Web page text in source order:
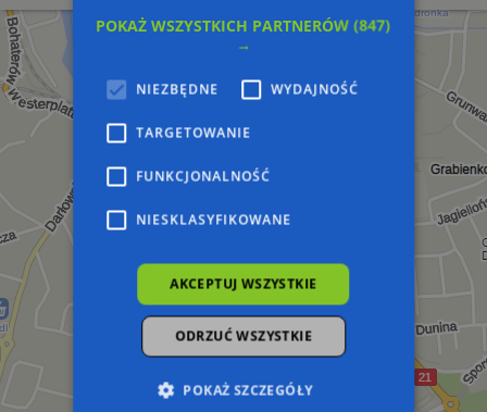
POKAŻ WSZYSTKICH PARTNERÓW(847)
→
NIEZBĘDNE WYDAJNOŚĆ
TARGETOWANIE
FUNKCJONALNOŚĆ
NIESKLASYFIKOWANE
AKCEPTUJ WSZYSTKIE
ODRZUĆ WSZYSTKIE
POKAŻ SZCZEGÓŁY